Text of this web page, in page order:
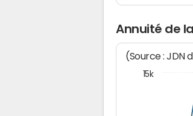
Annuité de
(Source : JDN
15k